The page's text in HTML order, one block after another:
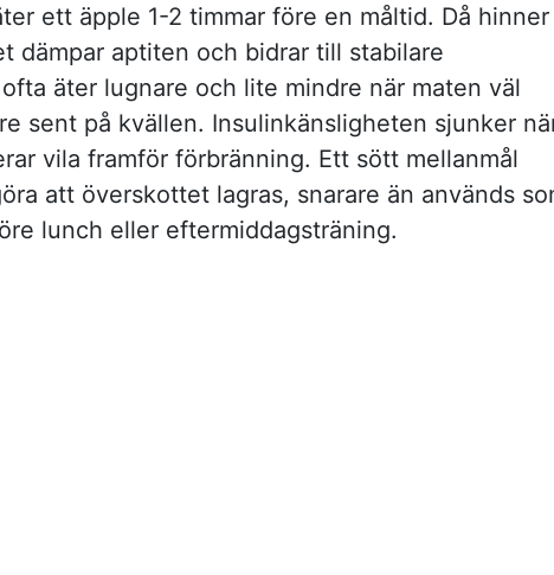
ett äpple 1-2 timmar före en måltid. Då hinner
dämpar aptiten och bidrar till stabilare
äter lugnare och lite mindre när maten väl
sent på kvällen. Insulinkänsligheten sjunker
vila framför förbränning. Ett sött mellanmål
att överskottet lagras, snarare än används
lunch eller eftermiddagsträning.